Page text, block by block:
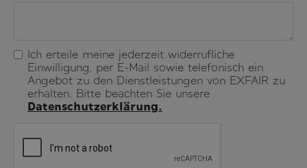
Ich erteile meine jederzeit widerrufliche
Einwilligung, per E-Mail sowie telefonisch ein
Angebot zu den Dienstleistungen von EXFAIR zu
erhalten. Bitte beachten Sie unsere
Datenschutzerklärung.